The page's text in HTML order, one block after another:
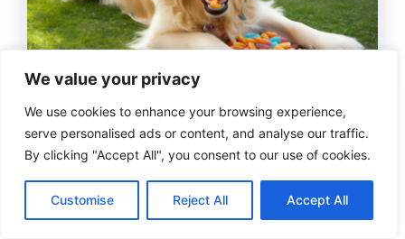
We value your privacy
We use cookies to enhance your browsing experience,
serve personalised ads or content, and analyse our traffic.
By clicking "Accept All", you consent to our use of cookies.
Customise Reject All Accept All
A ansiedade e a hiperatividade em cães são
desafios comuns enfrentados por muitos
tutores. Seja um cão com energia ilimitada ou
um animal mais sensível …